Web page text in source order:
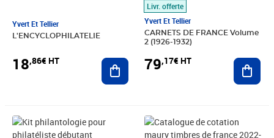
Yvert Et Tellier
L'ENCYCLOPHILATELIE
18,86€ HT Ajouter au panier
Livr. offerte
Yvert Et Tellier
CARNETS DE FRANCE Volume
2 (1926-1932)
79,17€ HT
Prix 24,99€ HT Prix 28,34€ HT